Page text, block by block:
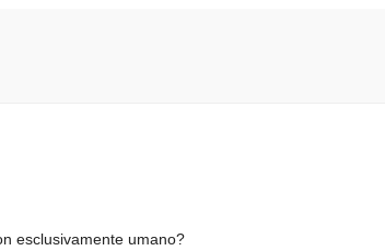
esclusivamente umano?